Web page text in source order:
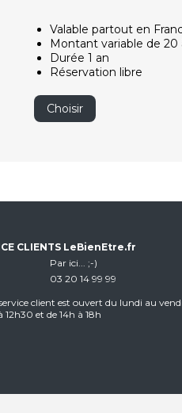
Valable partout en
Montant variable de
Durée 1 an
Réservation libre
Choisir
CLIENTS LeBienEtre.fr
Par ici... ;-)
03 20 14 99 99
client est ouvert du lundi au
12h30 et de 14h à 18h